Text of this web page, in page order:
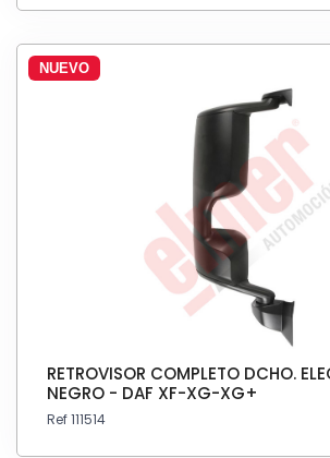
NUEVO
RETROVISOR COMPLETO DCHO.
NEGRO - DAF XF-XG-XG+
Ref 111514